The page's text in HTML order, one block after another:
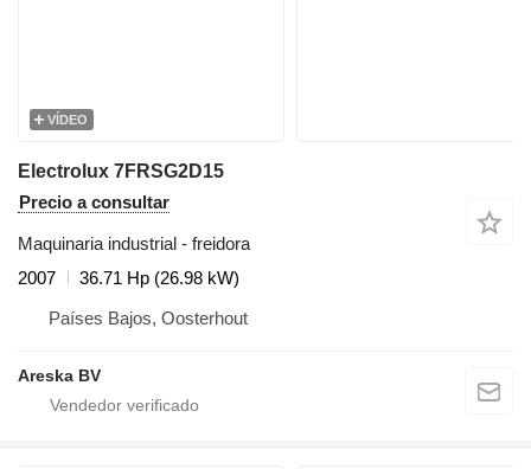
VÍDEO
Electrolux 7FRSG2D15
Precio a consultar
Maquinaria industrial - freidora
2007
36.71 Hp (26.98 kW)
Países Bajos, Oosterhout
Areska BV